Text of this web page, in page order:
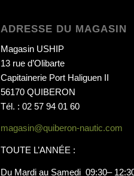
ADRESSE DU MAGASIN
Magasin USHIP
13 rue d’Olibarte
Capitainerie Port Haliguen II
56170 QUIBERON
Tél. : 02 57 94 01 60
magasin@quiberon-nautic.com
TOUTE L’ANNÉE :
Du Mardi au Samedi 09:30–